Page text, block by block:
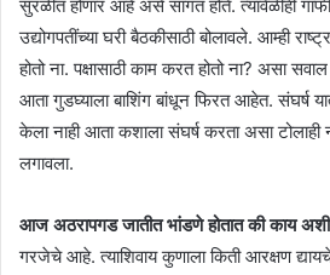
सुरळीत होणार आहे असे सांगत होते. त्यावेळीही
उद्योगपतींच्या घरी बैठकीसाठी बोलावले. आम्ही
होतो ना. पक्षासाठी काम करत होतो ना? असा
आता गुडघ्याला बाशिंग बांधून फिरत आहेत. संघर्ष
केला नाही आता कशाला संघर्ष करता असा टोलाही
लगावला.
आज अठरापगड जातीत भांडणे होतात की काय
गरजेचे आहे. त्याशिवाय कुणाला किती आरक्षण